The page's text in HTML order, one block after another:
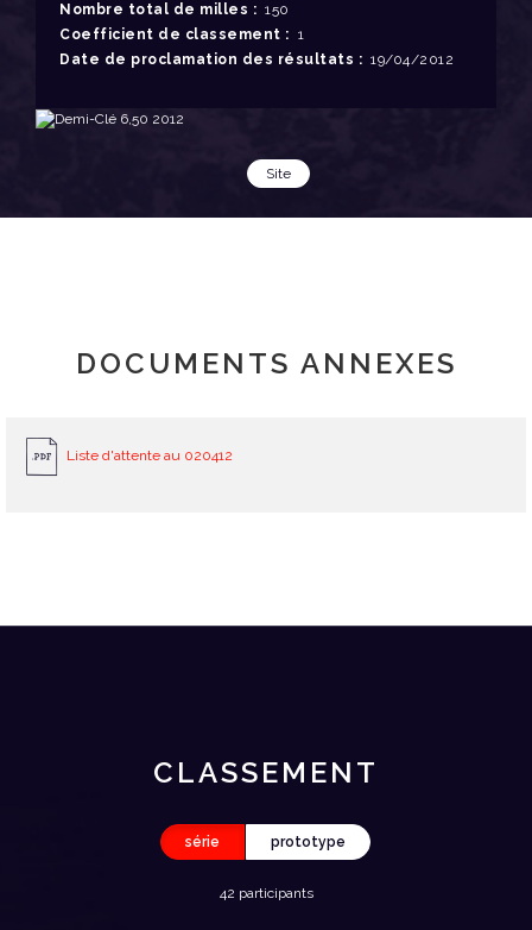
Nombre total de milles : 150
Coefficient de classement : 1
Date de proclamation des résultats : 19/04/2012
Site
DOCUMENTS ANNEXES
Liste d'attente au 020412
CLASSEMENT
série prototype
42 participants